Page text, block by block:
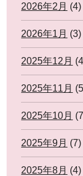
2026年2月 (4)
2026年1月 (3)
2025年12月
2025年11月
2025年10月
2025年9月 (7)
2025年8月 (4)